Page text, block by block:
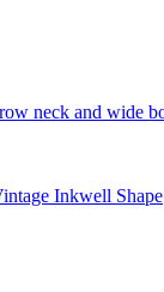
Inkwell Shape